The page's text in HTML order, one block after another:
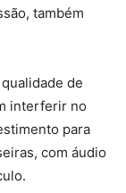
também
de
interferir no
para
com áudio